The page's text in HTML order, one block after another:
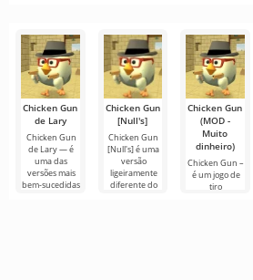
Chicken Gun
de Lary
Chicken Gun
de Lary — é
uma das
versões mais
bem-sucedidas
Chicken Gun
[Null's]
Chicken Gun
[Null's] é uma
versão
ligeiramente
diferente do
Chicken Gun
(MOD -
Muito
dinheiro)
Chicken Gun –
é um jogo de
tiro